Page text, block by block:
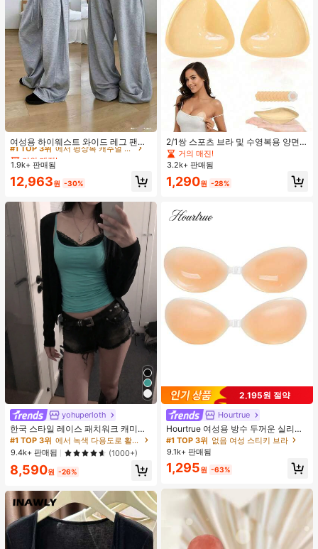
여성용 하이웨스트 와이드 레그 팬츠,
봄 드로스트링 루즈 롱 팬츠, 레이지
릴랙스드 스타일 그레이
#1 TOP 3위
에서 평상복 캐주얼 바지
거의 매진!
#1 TOP 3위
에서 평상복 캐주얼 바지
거의 매진!
#1 TOP 3위
에서 평상복 캐주얼 바지
거의 매진!
#1 TOP 3위
거의 매진!
1.9k+ 판매됨
12,963원 -30%
yohuperloth
한국 스타일 레이스 패치워크 캐미솔
탱크 탑, Y2K 에스테틱, 스트리트웨어
캐주얼 여름
#1 TOP 3위
에서 녹색 다용도로 활용 가능한 데일리 탑
9.4k+ 판매됨
(1000+)
8,590원 -26%
2/1쌍 스포츠 브라 및 수영복용 양면
접착 브라 패드
거의 매진!
3.2k+ 판매됨
1,290원 -28%
2,195원 절약
Hourtrue
Hourtrue 여성용 방수 두꺼운 실리콘
가슴 페탈, 작은 가슴 리프트업 & 푸시
인용, 웨딩 촬영 및 들러리용
#1 TOP 3위 없음 여성 스티키 브라
9.1k+ 판매됨
1,295원 -63%